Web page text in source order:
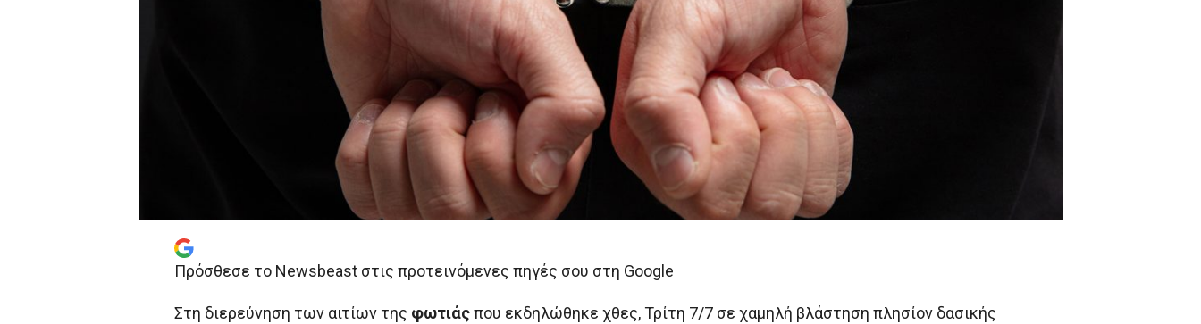
Πρόσθεσε το Newsbeast στις προτεινόμενες πηγές σου στη Google
Στη διερεύνηση των αιτίων της φωτιάςπου εκδηλώθηκε χθες, Τρίτη 7/7 σε χαμηλή βλάστηση πλησίον δασικής